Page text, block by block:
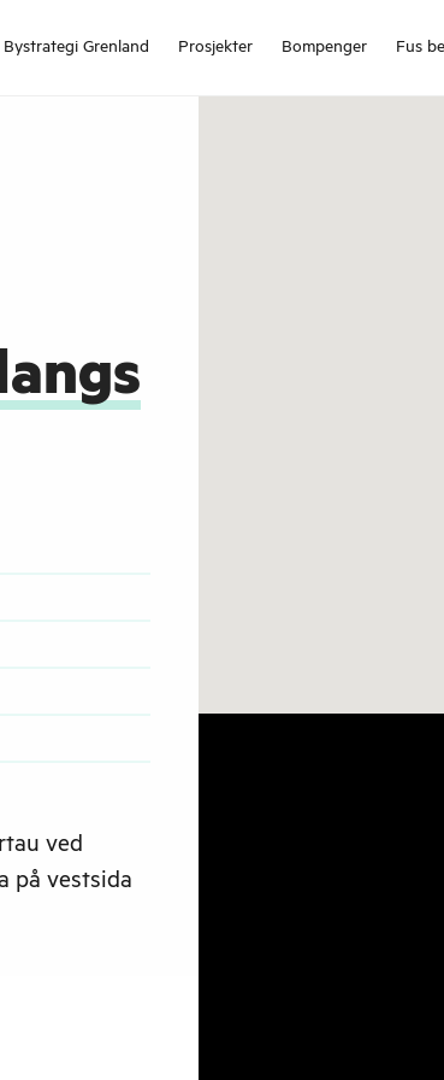
Bystrategi Grenland Prosjekter Bompenger Fus
ved
på vestsida